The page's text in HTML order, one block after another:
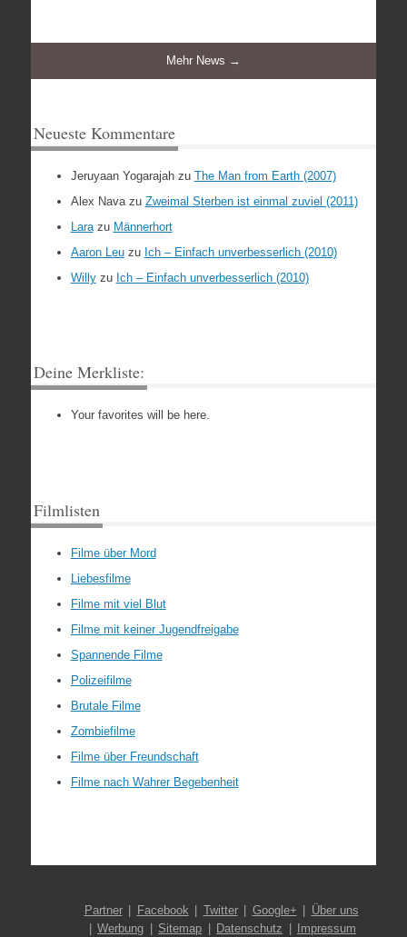
Mehr News →
Neueste Kommentare
Jeruyaan Yogarajahzu The Man from Earth (2007)
Alex Navazu Zweimal Sterben ist einmal zuviel (2011)
Larazu Männerhort
Aaron Leuzu Ich – Einfach unverbesserlich (2010)
Willyzu Ich – Einfach unverbesserlich (2010)
Deine Merkliste:
Your favorites will be here.
Filmlisten
Filme über Mord
Liebesfilme
Filme mit viel Blut
Filme mit keiner Jugendfreigabe
Spannende Filme
Polizeifilme
Brutale Filme
Zombiefilme
Filme über Freundschaft
Filme nach Wahrer Begebenheit
Partner Facebook Twitter Google+
Über uns
Werbung
Sitemap Datenschutz Impressum